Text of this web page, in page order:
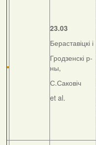
23.03
Бераставіцкі і
Гродзенскі р-
ны,
С.Саковіч
et al.